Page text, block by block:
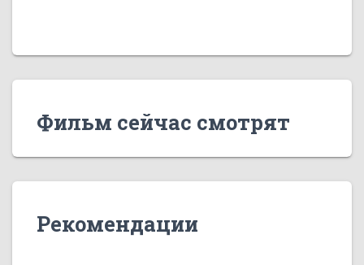
Фильм сейчас смотрят
Рекомендации